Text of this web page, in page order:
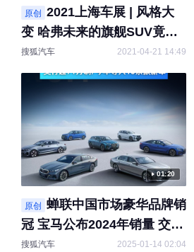
原创
2021上海车展 | 风格大
变 哈弗未来的旗舰SUV竟然
长这样？
搜狐汽车 2021-04-21 14:49
01:20
原创
蝉联中国市场豪华品牌销
冠 宝马公布2024年销量 交付
超71万辆/今年导入10余款新
搜狐汽车 2025-01-14 02:04